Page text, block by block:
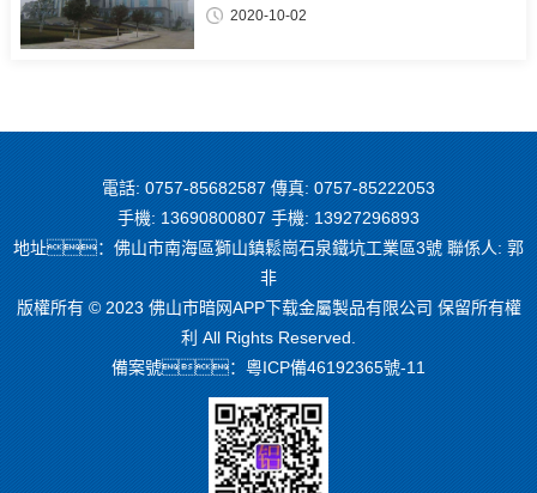
2020-10-02
電話: 0757-85682587 傳真: 0757-85222053
手機: 13690800807 手機: 13927296893
地址：佛山市南海區獅山鎮鬆崗石泉鐵坑工業區3號 聯係人: 郭
非
版權所有 © 2023 佛山市暗网APP下载金屬製品有限公司 保留所有權
利 All Rights Reserved.
備案號： 粵ICP備46192365號-11